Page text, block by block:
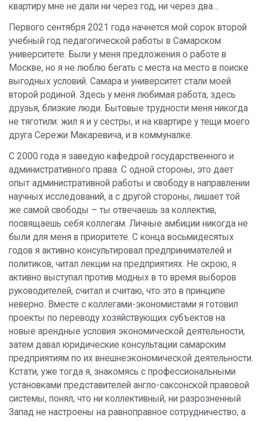
квартиру мне не дали ни через год, ни через два…
Первого сентября 2021 года начнется мой сорок второй
учебный год педагогической работы в Самарском
университете. Были у меня предложения о работе в
Москве, но я не люблю бегать с места на место в поиске
выгодных условий. Самара и университет стали моей
второй родиной. Здесь у меня любимая работа, здесь
друзья, близкие люди. Бытовые трудности меня никогда
не тяготили: жил я и у сестры, и на квартире у тещи моего
друга Сережи Макаревича, и в коммуналке.
С 2000 года я заведую кафедрой государственного и
административного права. С одной стороны, это дает
опыт административной работы и свободу в направлении
научных исследований, а с другой стороны, лишает той
же самой свободы – ты отвечаешь за коллектив,
посвящаешь себя коллегам. Личные амбиции никогда не
были для меня в приоритете. С конца восьмидесятых
годов я активно консультировал предпринимателей и
политиков, читал лекции на предприятиях. Не скрою, я
активно выступал против модных в то время выборов
руководителей, считал и считаю, что это в принципе
неверно. Вместе с коллегами-экономистами я готовил
проекты по переводу хозяйствующих субъектов на
новые арендные условия экономической деятельности,
затем давал юридические консультации самарским
предприятиям по их внешнеэкономической деятельности.
Кстати, уже тогда я, знакомясь с профессиональными
установками представителей англо-саксонской правовой
системы, понял, что ни коллективный, ни разрозненный
Запад не настроены на равноправное сотрудничество, а